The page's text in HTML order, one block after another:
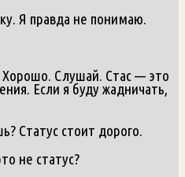
Я правда не понимаю.
Слушай. Стас — это
Если я буду жадничать,
Статус стоит дорого.
не статус?